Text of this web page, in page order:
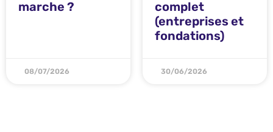
marche ?
08/07/2026
complet
(entreprises et
fondations)
30/06/2026